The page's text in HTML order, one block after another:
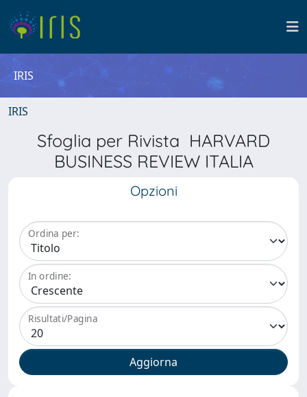
IRIS
IRIS
Sfoglia per Rivista HARVARD
BUSINESS REVIEW ITALIA
Opzioni
Ordina per:
In ordine:
Risultati/Pagina